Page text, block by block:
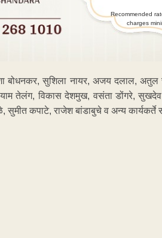
Recommended
charges
बोधनकर, सुशिला नायर, अजय दलाल, अतुल
तेलंग, विकास देशमुख, वसंता डोंगरे,
कपाटे, राजेश बांडाबुचे व अन्य कार्यकर्ते